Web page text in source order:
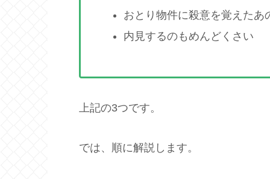
おとり物件に殺意を覚えたあ
内見するのもめんどくさい
上記の3つです。
では、順に解説します。